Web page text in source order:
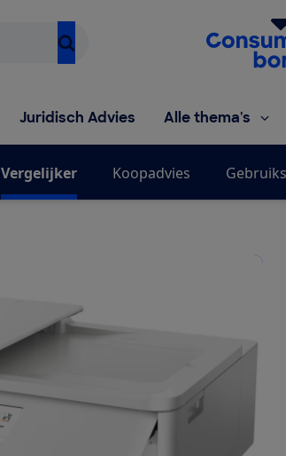
Homepage
Juridisch Advies Alle thema's
Vergelijker Koopadvies